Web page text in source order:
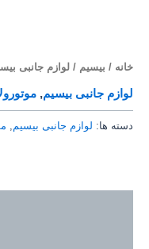
خانه / بیسیم / لوازم جانبی
لوازم جانبی بیسیم,
دسته ها: لوازم جانبی بیسیم